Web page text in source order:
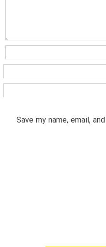
Save my name, email,